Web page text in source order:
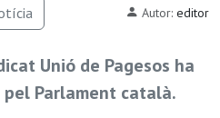
Autor: editor
Unió de Pagesos ha
Parlament català.